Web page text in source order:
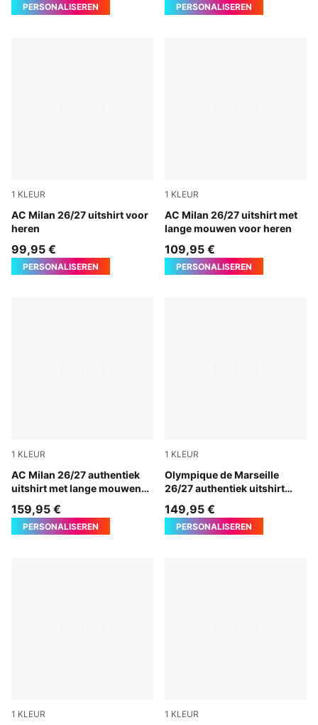
PERSONALISEREN PERSONALISEREN
1 KLEUR
AC Milan 26/27 uitshirt voor
heren
PUMA White-Victory Gold
99,95 €
PERSONALISEREN
1 KLEUR
AC Milan 26/27 uitshirt met
lange mouwen voor heren
PUMA White-Victory Gold
109,95 €
PERSONALISEREN
1 KLEUR
AC Milan 26/27 authentiek
uitshirt met lange mouwen
PUMA White-Victory Gold
159,95 €
PERSONALISEREN
1 KLEUR
Olympique de Marseille
26/27 authentiek uitshirt
New Navy-Baltic Sea Blue
149,95 €
PERSONALISEREN
1 KLEUR 1 KLEUR